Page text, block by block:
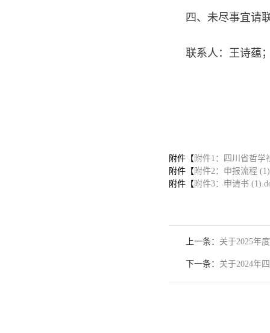
四、未尽事宜请
联系人：王诗蕴
附件【 附件1：四川省哲学
附件【 附件2：申报流程
附件【 附件3：申请书
上一条： 关于2025年
下一条： 关于2024年